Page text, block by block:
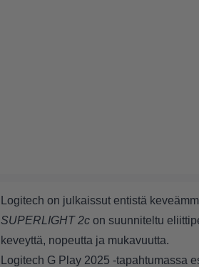
Logitech on julkaissut entistä
SUPERLIGHT 2c on suunniteltu
keveyttä, nopeutta ja mukavuutta.
Logitech G Play 2025 -tapahtumassa